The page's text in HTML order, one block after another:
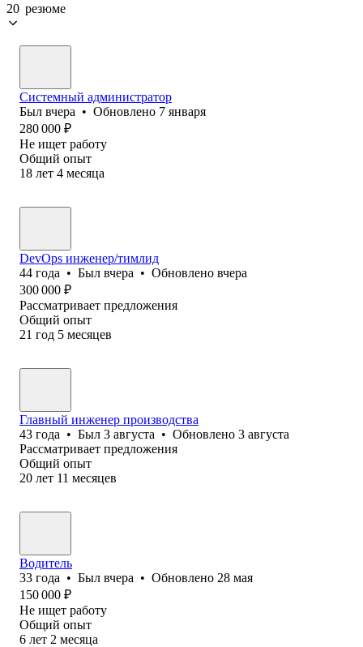
20 резюме
Системный администратор
Был вчера • Обновлено 7 января
280 000 ₽
Не ищет работу
Общий опыт
18 лет 4 месяца
DevOps инженер/тимлид
44 года • Был вчера • Обновлено вчера
300 000 ₽
Рассматривает предложения
Общий опыт
21 год 5 месяцев
Главный инженер производства
43 года • Был 3 августа • Обновлено 3 августа
Рассматривает предложения
Общий опыт
20 лет 11 месяцев
Водитель
33 года • Был вчера • Обновлено 28 мая
150 000 ₽
Не ищет работу
Общий опыт
6 лет 2 месяца